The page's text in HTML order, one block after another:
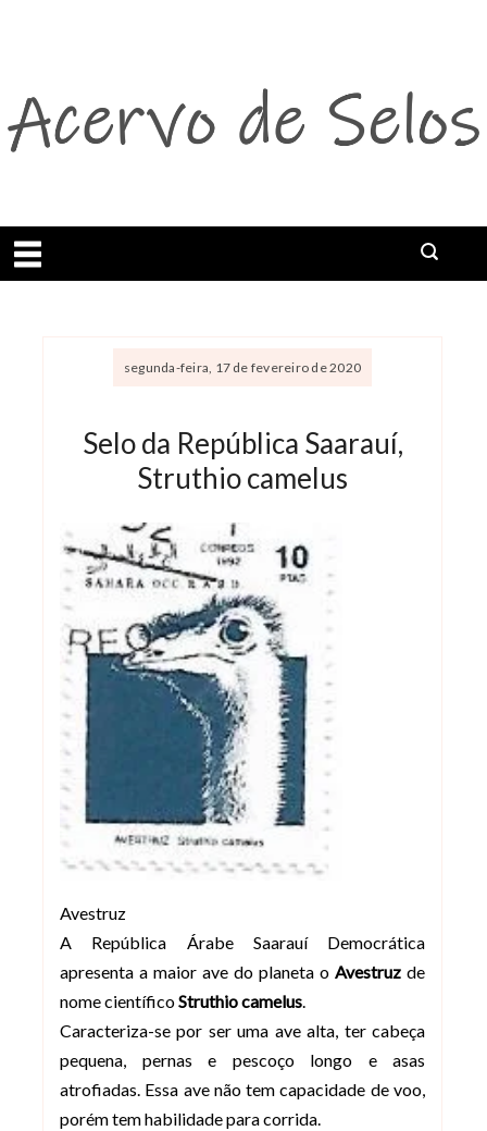
Abrir menu
segunda-feira, 17 de fevereiro de 2020
Selo da República Saarauí,
Struthio camelus
Avestruz
A República Árabe Saarauí Democrática
apresenta a maior ave do planeta o Avestruz de
nome científicoStruthio camelus.
Caracteriza-se por ser uma ave alta, ter cabeça
pequena, pernas e pescoço longo e asas
atrofiadas. Essa ave não tem capacidade de voo,
porém tem habilidade para corrida.